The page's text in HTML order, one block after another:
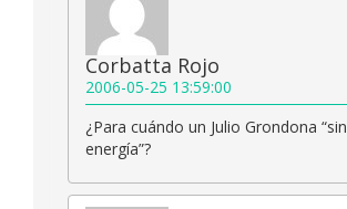
Corbatta Rojo
2006-05-25 13:59:00
¿Para cuándo un Julio Grondona “sin
energía”?